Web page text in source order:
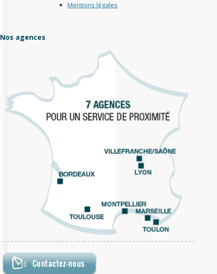
Mentions légales
Nos agences